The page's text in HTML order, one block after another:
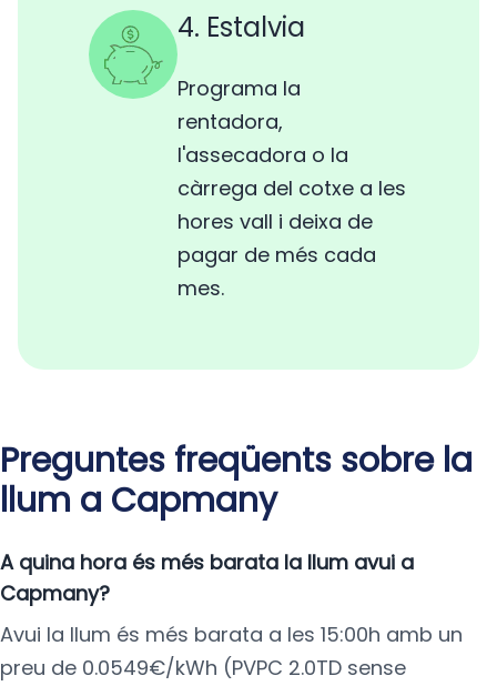
4. Estalvia
Programa la
rentadora,
l'assecadora o la
càrrega del cotxe a les
hores vall i deixa de
pagar de més cada
mes.
Preguntes freqüents sobre la
llum a Capmany
A quina hora és més barata la llum avui a
Capmany?
Avui la llum és més barata a les 15:00h amb un
preu de 0.0549€/kWh (PVPC 2.0TD sense